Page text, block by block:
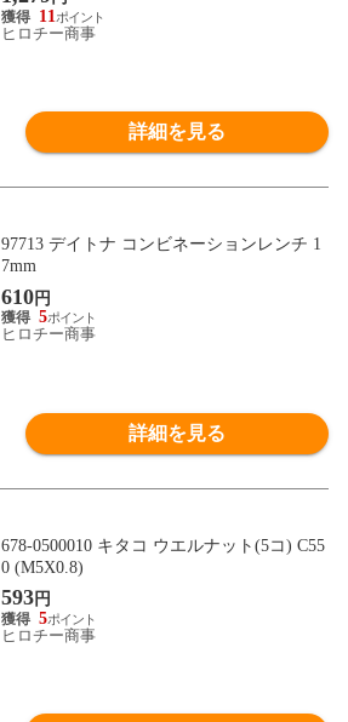
11
ヒロチー商事
詳細を見る
97713 デイトナ コンビネーションレンチ 1
7mm
610円
5
ヒロチー商事
詳細を見る
678-0500010 キタコ ウエルナット(5コ) C55
0 (M5X0.8)
593円
5
ヒロチー商事